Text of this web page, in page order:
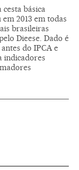
cesta básica
2013 em todas
brasileiras
Dieese. Dado é
do IPCA e
indicadores